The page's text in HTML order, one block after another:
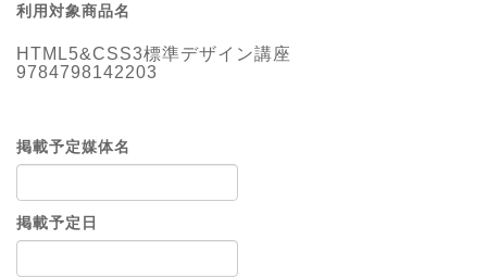
利用対象商品名
HTML5&CSS3標準デザイン講座
9784798142203
掲載予定媒体名
掲載予定日